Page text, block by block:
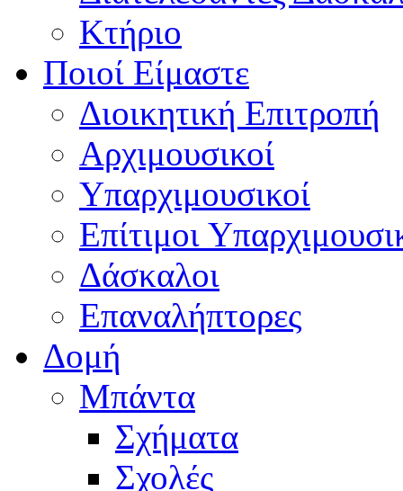
Κτήριο
Ποιοί Είμαστε
Διοικητική Επιτροπή
Aρχιμουσικοί
Υπαρχιμουσικοί
Επίτιμοι
Δάσκαλοι
Επαναλήπτορες
Δομή
Μπάντα
Σχήματα
Σχολές